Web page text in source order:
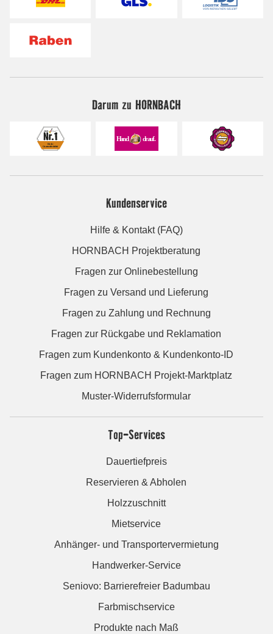
Darum zu HORNBACH
Kundenservice
Hilfe & Kontakt (FAQ)
HORNBACH Projektberatung
Fragen zur Onlinebestellung
Fragen zu Versand und Lieferung
Fragen zu Zahlung und Rechnung
Fragen zur Rückgabe und Reklamation
Fragen zum Kundenkonto & Kundenkonto-ID
Fragen zum HORNBACH Projekt-Marktplatz
Muster-Widerrufsformular
Top-Services
Dauertiefpreis
Reservieren & Abholen
Holzzuschnitt
Mietservice
Anhänger- und Transportervermietung
Handwerker-Service
Seniovo: Barrierefreier Badumbau
Farbmischservice
Produkte nach Maß